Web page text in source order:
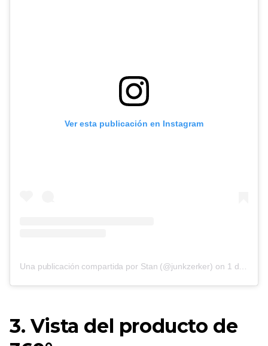
Ver esta publicación en Instagram
Una publicación compartida por Stan (@junkzerker) on 1 de junio de 2017 a las 10:01 am PDT
3. Vista del producto de